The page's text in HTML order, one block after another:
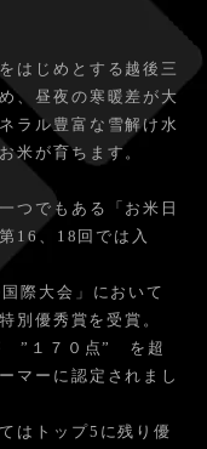
はじめとする越後三
、昼夜の寒暖差が大
ラル豊富な雪解け水
米が育ちます。
つでもある「お米日
16、18回では入
際大会」において
別優秀賞を受賞。
”１７０点” を超
マーに認定されまし
はトップ5に残り優